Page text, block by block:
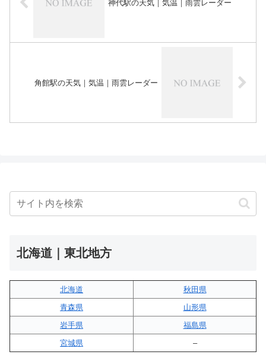
神代駅の天気｜気温｜雨雲レーダー
角館駅の天気｜気温｜雨雲レーダー
北海道｜東北地方
北海道
秋田県
青森県
山形県
岩手県
福島県
宮城県
–